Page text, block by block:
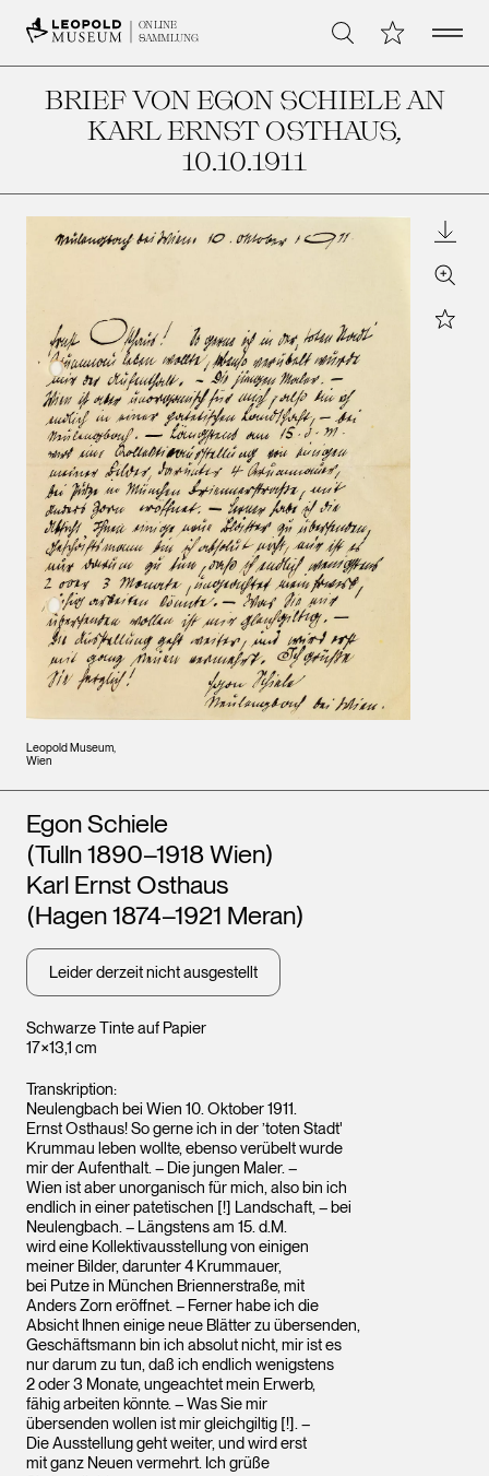
ONLINE
SAMMLUNG
Suche Meine Open
BRIEF VON EGON SCHIELE AN
KARL ERNST OSTHAUS,
10.10.1911
Leopold Museum,
Wien
Zoom
Star
Schwarze Tinte auf Papier
17×13,1 cm
Künstler*innen
Egon Schiele
(Tulln 1890–1918 Wien)
Karl Ernst Osthaus
(Hagen 1874–1921 Meran)
Leider derzeit nicht ausgestellt
Transkription:
Neulengbach bei Wien 10. Oktober 1911.
Ernst Osthaus! So gerne ich in der ’toten Stadt'
Krummau leben wollte, ebenso verübelt wurde
mir der Aufenthalt. – Die jungen Maler. –
Wien ist aber unorganisch für mich, also bin ich
endlich in einer patetischen [!] Landschaft, – bei
Neulengbach. – Längstens am 15. d.M.
wird eine Kollektivausstellung von einigen
meiner Bilder, darunter 4 Krummauer,
bei Putze in München Briennerstraße, mit
Anders Zorn eröffnet. – Ferner habe ich die
Absicht Ihnen einige neue Blätter zu übersenden,
Geschäftsmann bin ich absolut nicht, mir ist es
nur darum zu tun, daß ich endlich wenigstens
2 oder 3 Monate, ungeachtet mein Erwerb,
fähig arbeiten könnte. – Was Sie mir
übersenden wollen ist mir gleichgiltig [!]. –
Die Ausstellung geht weiter, und wird erst
mit ganz Neuen vermehrt. Ich grüße